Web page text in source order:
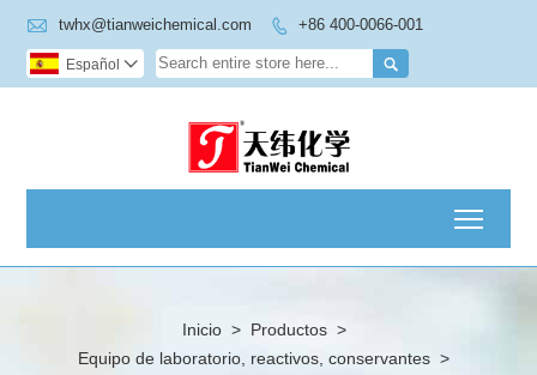
 twhx@tianweichemical.com  +86 400-0066-001

Español 
Inicio > Productos >
Equipo de laboratorio, reactivos, conservantes >